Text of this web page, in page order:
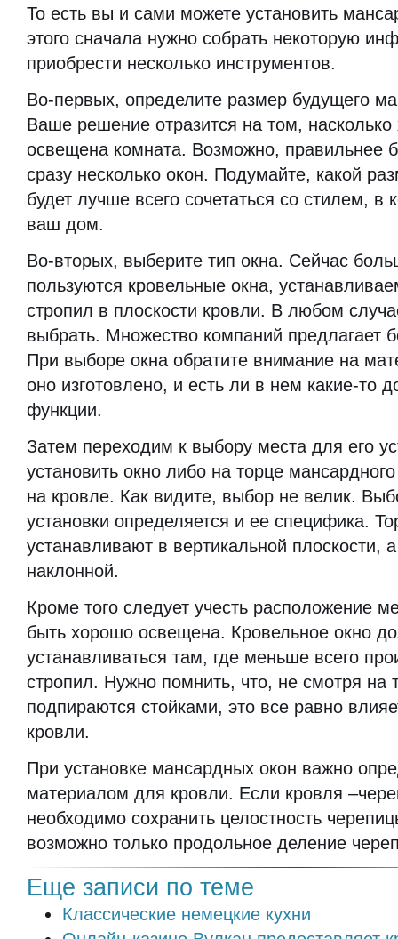
То есть вы и сами можете установить
этого сначала нужно собрать некоторую
приобрести несколько инструментов.
Во-первых, определите размер будущего
Ваше решение отразится на том, насколько
освещена комната. Возможно, правильнее
сразу несколько окон. Подумайте, какой
будет лучше всего сочетаться со стилем, в
ваш дом.
Во-вторых, выберите тип окна. Сейчас
пользуются кровельные окна,
стропил в плоскости кровли. В любом
выбрать. Множество компаний предлагает
При выборе окна обратите внимание на
оно изготовлено, и есть ли в нем какие-то
функции.
Затем переходим к выбору места для его
установить окно либо на торце
на кровле. Как видите, выбор не велик.
установки определяется и ее специфика.
устанавливают в вертикальной плоскости,
наклонной.
Кроме того следует учесть расположение
быть хорошо освещена. Кровельное окно
устанавливаться там, где меньше всего
стропил. Нужно помнить, что, не смотря на
подпираются стойками, это все равно
кровли.
При установке мансардных окон важно
материалом для кровли. Если кровля
необходимо сохранить целостность
возможно только продольное деление
Еще записи по теме
Классические немецкие кухни